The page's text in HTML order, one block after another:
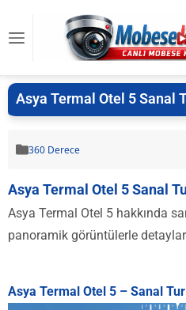
Asya Termal Otel 5 Sanal
360 Derece
Asya Termal Otel 5 Sanal
Asya Termal Otel 5 hakkında
panoramik görüntülerle
Asya Termal Otel 5 – Sanal Tur